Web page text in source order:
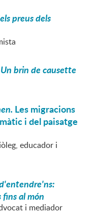
preus dels
Un brin de causette
Les migracions
i del paisatge
educador i
al món
i mediador